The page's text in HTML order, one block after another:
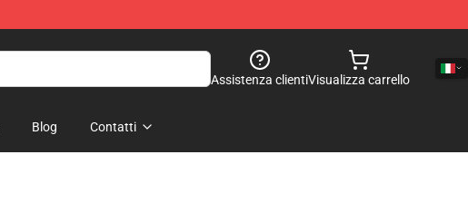
Assistenza clientiVisualizza carrello
Blog Contatti